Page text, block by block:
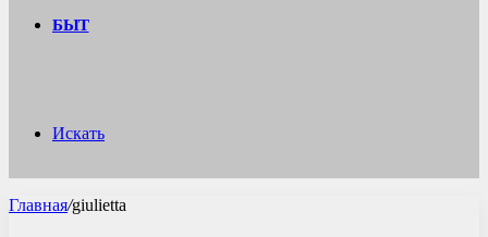
БЫТ
Искать
Главная/giulietta